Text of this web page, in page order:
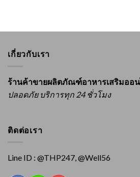
เกี่ยวกับเรา
ร้านค้าขายผลิตภัณฑ์อาหารเสริมออ
ปลอดภัย บริการทุก 24 ชั่วโมง
ติดต่อเรา
Line ID : @THP247, @Well56